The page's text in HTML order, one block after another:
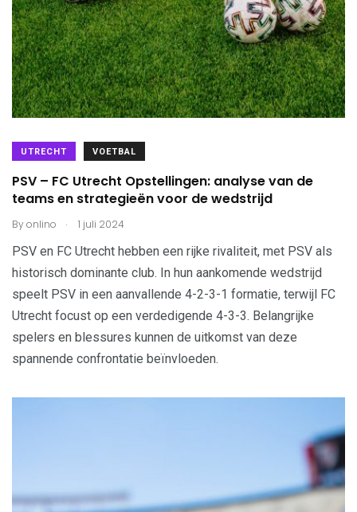
UTRECHT VOETBAL
PSV – FC Utrecht Opstellingen: analyse van de
teams en strategieën voor de wedstrijd
Byonlino . 1 juli 2024
PSV en FC Utrecht hebben een rijke rivaliteit, met PSV als
historisch dominante club. In hun aankomende wedstrijd
speelt PSV in een aanvallende 4-2-3-1 formatie, terwijl FC
Utrecht focust op een verdedigende 4-3-3. Belangrijke
spelers en blessures kunnen de uitkomst van deze
spannende confrontatie beïnvloeden.